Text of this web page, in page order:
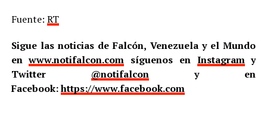
Fuente: RT
Sigue las noticias de Falcón, Venezuela y el Mundo
enwww.notifalcon.com síguenos en Instagramy
Twitter @notifalcony en
Facebook:https://www.facebook.com